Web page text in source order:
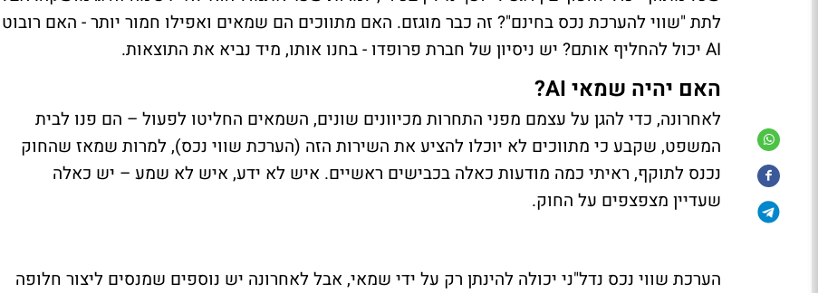
לתת "שווי להערכת נכס בחינם"? זה כבר מוגזם. האם מתווכים הם שמאים ואפילו חמור יותר - האם רובוט
AI יכול להחליף אותם? יש ניסיון של חברת פרופדו - בחנו אותו, מיד נביא את התוצאות.
האם יהיה שמאי AI?
לאחרונה, כדי להגן על עצמם מפני התחרות מכיוונים שונים, השמאים החליטו לפעול – הם פנו לבית
המשפט, שקבע כי מתווכים לא יוכלו להציע את השירות הזה (הערכת שווי נכס), למרות שמאז שהחוק
נכנס לתוקף, ראיתי כמה מודעות כאלה בכבישים ראשיים. איש לא ידע, איש לא שמע – יש כאלה
שעדיין מצפצפים על החוק.
הערכת שווי נכס נדל"ני יכולה להינתן רק על ידי שמאי, אבל לאחרונה יש נוספים שמנסים ליצור חלופה